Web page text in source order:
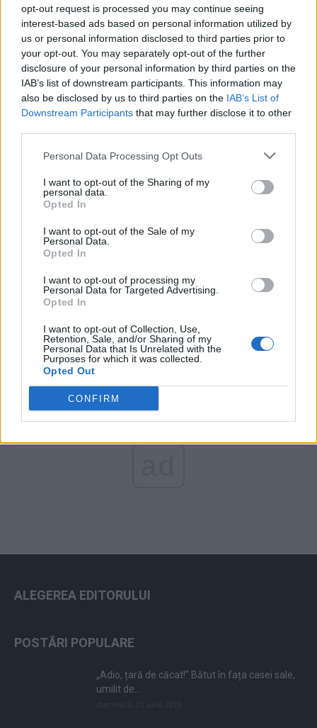
opt-out request is processed you may continue seeing
interest-based ads based on personal information utilized by
us or personal information disclosed to third parties prior to
your opt-out. You may separately opt-out of the further
disclosure of your personal information by third parties on the
IAB’s list of downstream participants. This information may
also be disclosed by us to third parties on the IAB’s List of
Downstream Participants that may further disclose it to other
Personal Data Processing Opt Outs
I want to opt-out of the Sharing of my
personal data.
Opted In
I want to opt-out of the Sale of my
Personal Data.
Opted In
I want to opt-out of processing my
Personal Data for Targeted Advertising.
Opted In
I want to opt-out of Collection, Use,
Retention, Sale, and/or Sharing of my
Personal Data that Is Unrelated with the
Purposes for which it was collected.
Opted Out
CONFIRM
POT (Gavrilă)
PACE (Peia)
Acțiunea Conservatoare (Târziu)
PDF (Lazarus)
PUSL (D. Voiculescu)
PNȚCD (Pavelescu)
PNCR (Terheș)
Partidul Patrioților (Surugiu)
FAR (Coarnă)
România pe Primul Loc (Ponta)
Arată rezultatele
Arhiva sondajelor
ALEGEREA EDITORULUI
POSTĂRI POPULARE
„Adio, țară de căcat!” Bătut în fața casei sale,
umilit de...